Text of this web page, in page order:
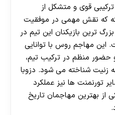
قوی و متشکل از
که نقش مهمی در موفقیت
ترین بازیکنان این تیم در
این مهاجم روس با توانایی
حضور منظم در ترکیب تیم،
زنیت شناخته می شود. دزوبا
تورنمنت ها نیز عملکرد
از بهترین مهاجمان تاریخ